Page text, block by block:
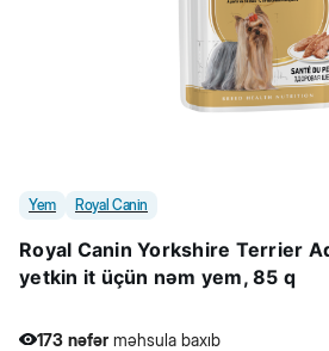
Yem Royal Canin
Royal Canin Yorkshire Terrier
yetkin it üçün nəm yem, 85 q
173 nəfər məhsula baxıb